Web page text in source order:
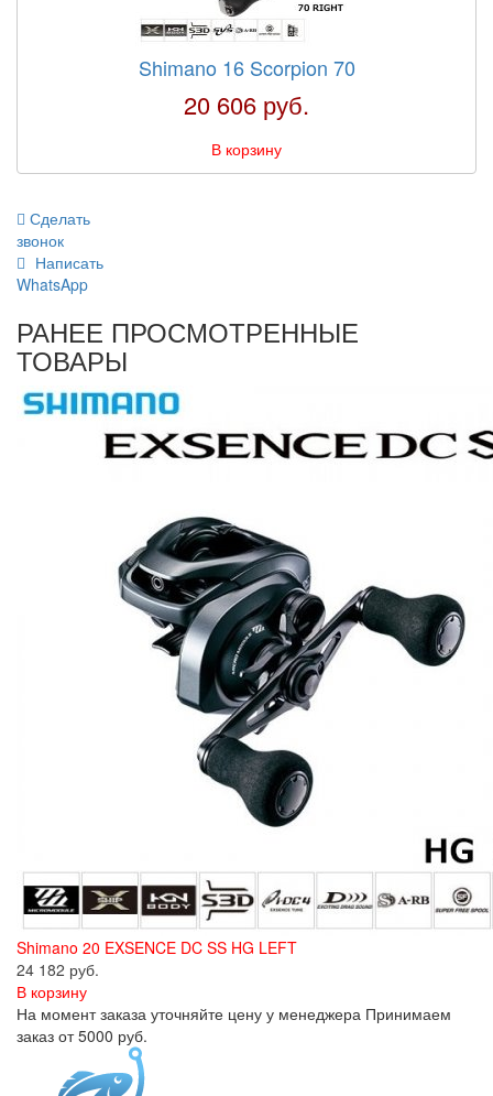
Shimano 16 Scorpion 70
20 606 руб.
В корзину
Сделать
звонок
Написать
WhatsApp
РАНЕЕ ПРОСМОТРЕННЫЕ
ТОВАРЫ
Shimano 20 EXSENCE DC SS HG LEFT
24 182 руб.
В корзину
На момент заказа уточняйте цену у менеджера Принимаем
заказ от 5000 руб.